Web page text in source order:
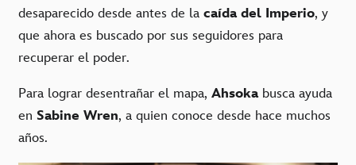
desaparecido desde antes de la caída del Imperio, y
que ahora es buscado por sus seguidores para
recuperar el poder.
Para lograr desentrañar el mapa, Ahsokabusca ayuda
en Sabine Wren, a quien conoce desde hace muchos
años.